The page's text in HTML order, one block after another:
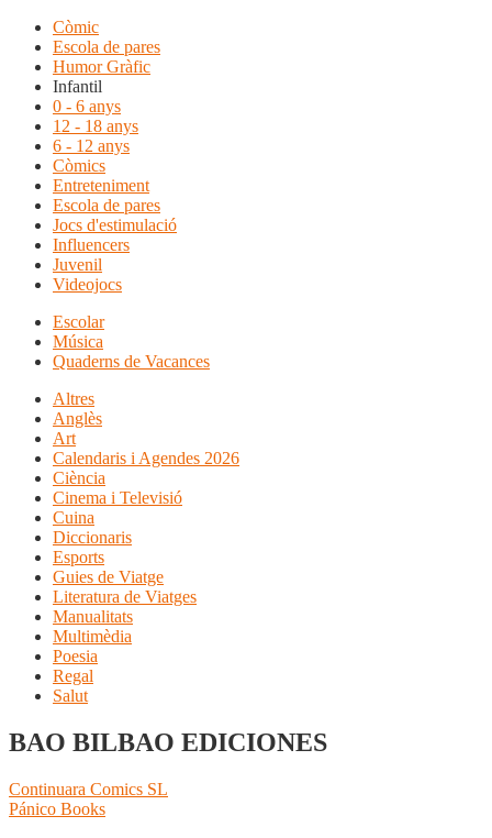
Còmic
Escola de pares
Humor Gràfic
Infantil
0 - 6 anys
12 - 18 anys
6 - 12 anys
Còmics
Entreteniment
Escola de pares
Jocs d'estimulació
Influencers
Juvenil
Videojocs
Escolar
Música
Quaderns de Vacances
Altres
Anglès
Art
Calendaris i Agendes 2026
Ciència
Cinema i Televisió
Cuina
Diccionaris
Esports
Guies de Viatge
Literatura de Viatges
Manualitats
Multimèdia
Poesia
Regal
Salut
BAO BILBAO EDICIONES
Navegació
d'entrades
Entrada
anterior:
Continuara Comics SL
Pròxima
Pánico Books